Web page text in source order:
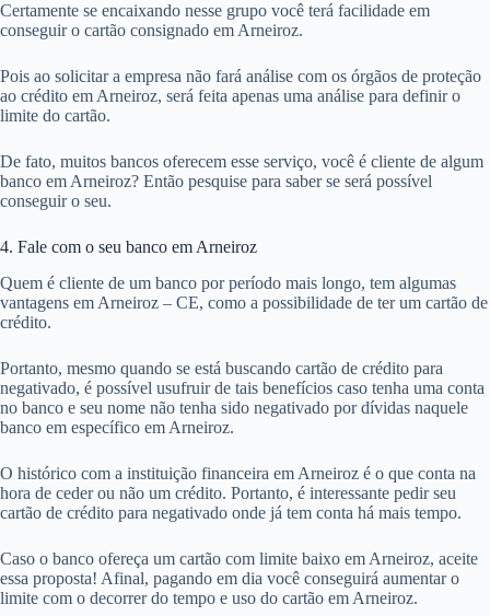
Certamente se encaixando nesse grupo você terá facilidade em
conseguir o cartão consignado em Arneiroz.
Pois ao solicitar a empresa não fará análise com os órgãos de proteção
ao crédito em Arneiroz, será feita apenas uma análise para definir o
limite do cartão.
De fato, muitos bancos oferecem esse serviço, você é cliente de algum
banco em Arneiroz? Então pesquise para saber se será possível
conseguir o seu.
4. Fale com o seu banco em Arneiroz
Quem é cliente de um banco por período mais longo, tem algumas
vantagens em Arneiroz – CE, como a possibilidade de ter um cartão de
crédito.
Portanto, mesmo quando se está buscando cartão de crédito para
negativado, é possível usufruir de tais benefícios caso tenha uma conta
no banco e seu nome não tenha sido negativado por dívidas naquele
banco em específico em Arneiroz.
O histórico com a instituição financeira em Arneiroz é o que conta na
hora de ceder ou não um crédito. Portanto, é interessante pedir seu
cartão de crédito para negativado onde já tem conta há mais tempo.
Caso o banco ofereça um cartão com limite baixo em Arneiroz, aceite
essa proposta! Afinal, pagando em dia você conseguirá aumentar o
limite com o decorrer do tempo e uso do cartão em Arneiroz.